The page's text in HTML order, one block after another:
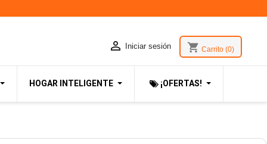
 Iniciar sesión shopping_cart Carrito (0)
HOGAR INTELIGENTE ¡OFERTAS!